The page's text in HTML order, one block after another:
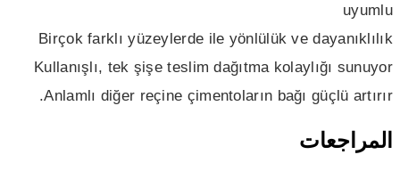
uyumlu
Birçok farklı yüzeylerde ile yönlülük ve dayanıklılık
Kullanışlı, tek şişe teslim dağıtma kolaylığı sunuyor
Anlamlı diğer reçine çimentoların bağı güçlü artırır.
المراجعات